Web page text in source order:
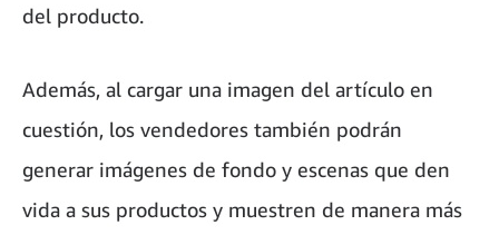
del producto.
Además, al cargar una imagen del artículo en
cuestión, los vendedores también podrán
generar imágenes de fondo y escenas que den
vida a sus productos y muestren de manera más